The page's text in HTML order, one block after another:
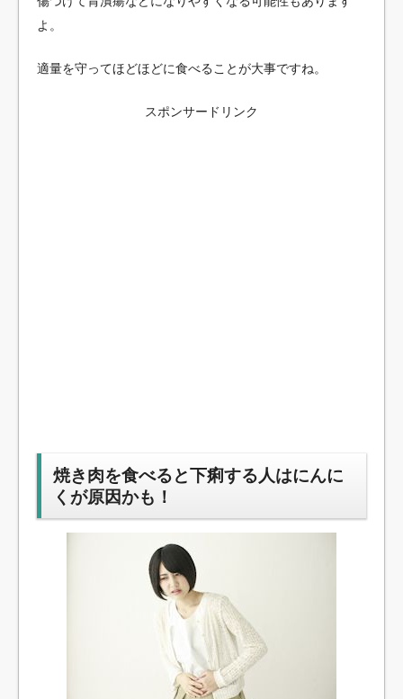
よ。
適量を守ってほどほどに食べることが大事ですね。
スポンサードリンク
焼き肉を食べると下痢する人はにんに
くが原因かも！